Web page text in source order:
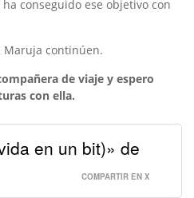
conseguido ese objetivo con
Maruja continúen.
de viaje y espero
con ella.
en un bit)» de
COMPARTIR EN X